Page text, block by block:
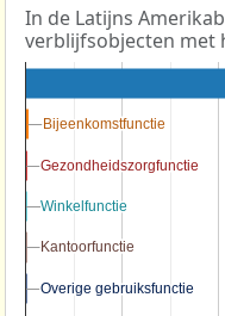
In de Latijns
verblijfsobjecten met
Bijeenkomstfunctie
Bijeenkomstfunctie
Gezondheidszorgfunctie
Gezondheidszorgfunctie
Winkelfunctie
Winkelfunctie
Kantoorfunctie
Kantoorfunctie
Overige gebruiksfunctie
Overige gebruiksfunctie